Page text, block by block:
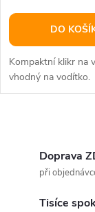
DO
Kompaktní klikr na
vhodný na vodítko.
Doprava
při
Tisíce